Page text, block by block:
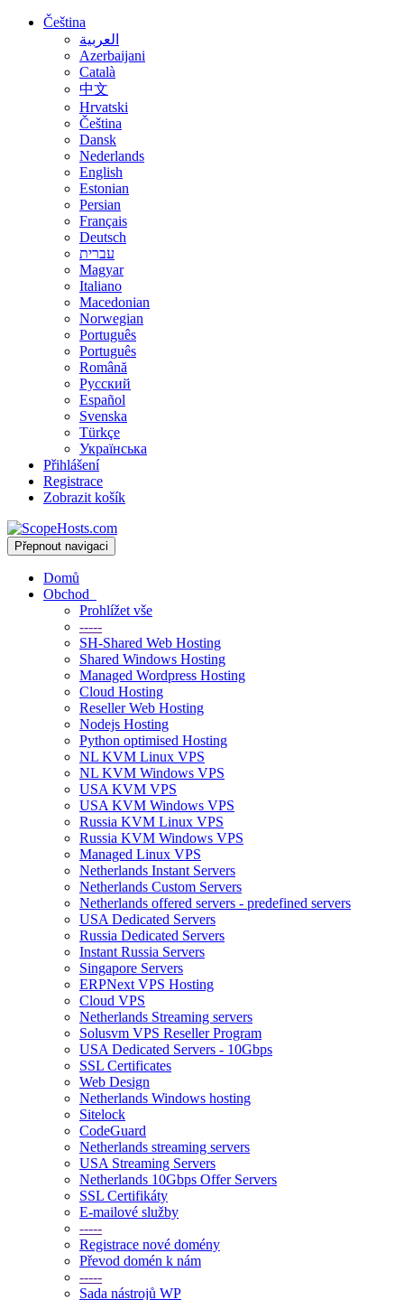
Čeština
العربية
Azerbaijani
Català
中文
Hrvatski
Čeština
Dansk
Nederlands
English
Estonian
Persian
Français
Deutsch
עברית
Magyar
Italiano
Macedonian
Norwegian
Português
Português
Română
Русский
Español
Svenska
Türkçe
Українська
Přihlášení
Registrace
Zobrazit košík
Přepnout navigaci
Domů
Obchod
Prohlížet vše
-----
SH-Shared Web Hosting
Shared Windows Hosting
Managed Wordpress Hosting
Cloud Hosting
Reseller Web Hosting
Nodejs Hosting
Python optimised Hosting
NL KVM Linux VPS
NL KVM Windows VPS
USA KVM VPS
USA KVM Windows VPS
Russia KVM Linux VPS
Russia KVM Windows VPS
Managed Linux VPS
Netherlands Instant Servers
Netherlands Custom Servers
Netherlands offered servers - predefined servers
USA Dedicated Servers
Russia Dedicated Servers
Instant Russia Servers
Singapore Servers
ERPNext VPS Hosting
Cloud VPS
Netherlands Streaming servers
Solusvm VPS Reseller Program
USA Dedicated Servers - 10Gbps
SSL Certificates
Web Design
Netherlands Windows hosting
Sitelock
CodeGuard
Netherlands streaming servers
USA Streaming Servers
Netherlands 10Gbps Offer Servers
SSL Certifikáty
E-mailové služby
-----
Registrace nové domény
Převod domén k nám
-----
Sada nástrojů WP